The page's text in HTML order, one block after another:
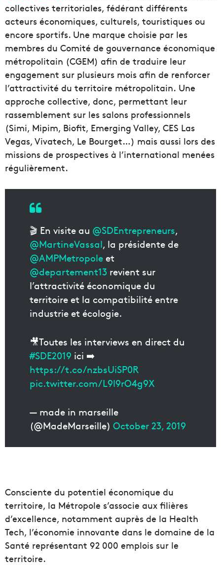
collectives territoriales, fédérant différents
acteurs économiques, culturels, touristiques ou
encore sportifs. Une marque choisie par les
membres du Comité de gouvernance économique
métropolitain (CGEM) afin de traduire leur
engagement sur plusieurs mois afin de renforcer
l’attractivité du territoire métropolitain. Une
approche collective, donc, permettant leur
rassemblement sur les salons professionnels
(Simi, Mipim, Biofit, Emerging Valley, CES Las
Vegas, Vivatech, Le Bourget…) mais aussi lors des
missions de prospectives à l’international menées
régulièrement.
🎬 En visite au @SDEntrepreneurs,
@MartineVassal, la présidente de
@AMPMetropoleet
@departement13 revient sur
l’attractivité économique du
territoire et la compatibilité entre
industrie et écologie.
🎥Toutes les interviews en direct du
#SDE2019 ici ➡️
https://t.co/nzbsUiSP0R
pic.twitter.com/L9l9rO4g9X
— made in marseille
(@MadeMarseille) October 23, 2019
Consciente du potentiel économique du
territoire, la Métropole s’associe aux filières
d’excellence, notamment auprès de la Health
Tech, l’économie innovante dans le domaine de la
Santé représentant 92 000 emplois sur le
territoire.